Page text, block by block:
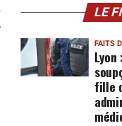
LE
FAITS
fille